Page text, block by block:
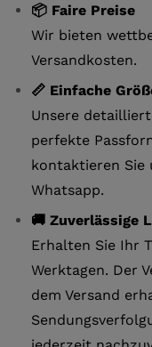
📦 Faire Preise
Wir bieten
Versandkosten.
📏 Einfache
Unsere
perfekte
kontaktieren Sie
Whatsapp.
🚚 Zuverlässige
Erhalten Sie Ihr
Werktagen. Der
dem Versand